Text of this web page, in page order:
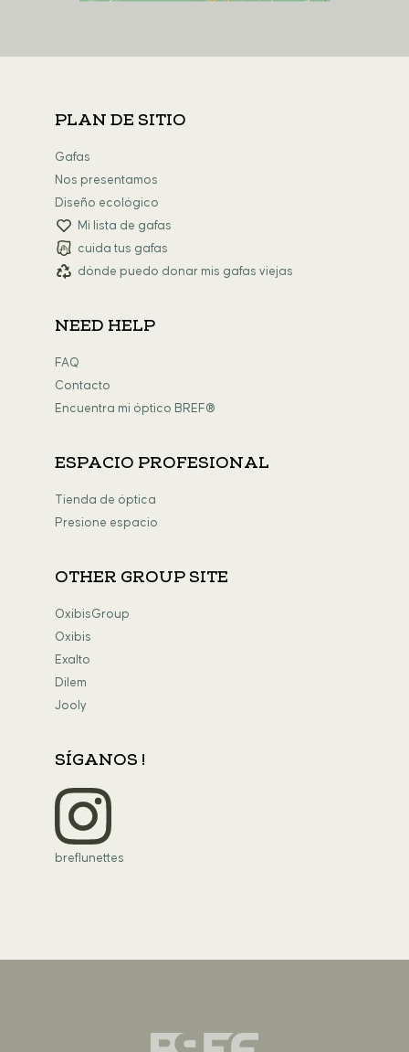
PLAN DE SITIO
Gafas
Nos presentamos
Diseño ecológico
Mi lista de gafas
cuida tus gafas
dónde puedo donar mis gafas viejas
NEED HELP
FAQ
Contacto
Encuentra mi óptico BREF®
SÍGANOS !
breflunettes
ESPACIO PROFESIONAL
Tienda de óptica
Presione espacio
OTHER GROUP SITE
OxibisGroup
Oxibis
Exalto
Dilem
Jooly